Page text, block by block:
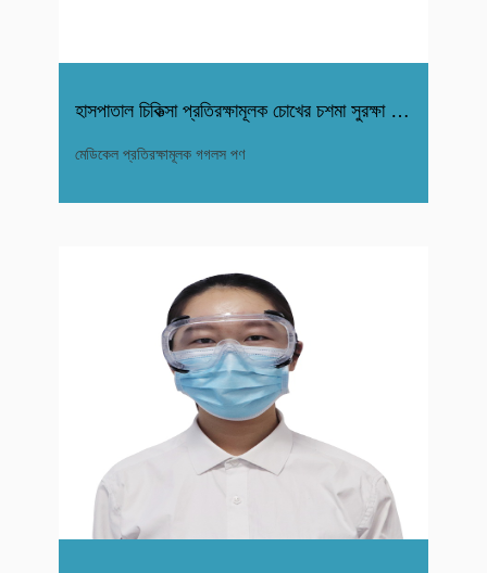
হাসপাতাল চিকিত্সা প্রতিরক্ষামূলক চোখের চশমা সুরক্ষা গগলস ব্য
মেডিকেল প্রতিরক্ষামূলক গগলস পণ